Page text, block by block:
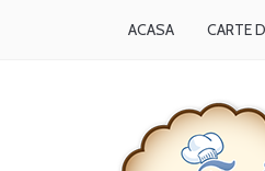
ACASA CARTE